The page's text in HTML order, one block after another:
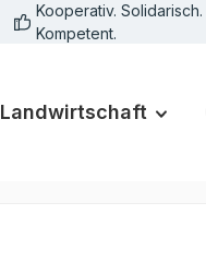
Kooperativ. Solidarisch.
Kompetent.
Landwirtschaft